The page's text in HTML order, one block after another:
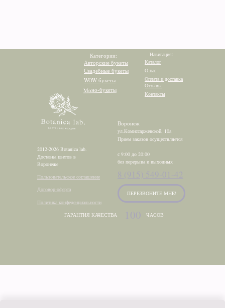
2012-2026 Botanica lab.
Доставка цветов в
Воронеже
Договор-оферта
Пользовательское соглашение
Политика конфеденциальности
ПЕРЕЗВОНИТЕ МНЕ!
Контакты
Отзывы
Оплата и доставка
О нас
Каталог
Навигация:
Категории:
Моно-букеты
WOW-букеты
Свадебные букеты
Авторские букеты
ГАРАНТИЯ КАЧЕСТВА ЧАСОВ
Прием заказов осуществляется
с 9:00 до 20:00
без перерыва и выходных
ул.Комиссаржевской, 10а
Воронеж